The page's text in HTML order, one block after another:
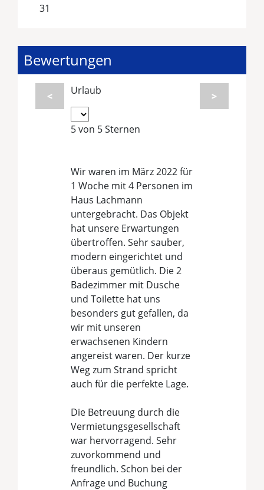
31
Bewertungen
< Urlaub
5 von 5 Sternen
Wir waren im März 2022 für
1 Woche mit 4 Personen im
Haus Lachmann
untergebracht. Das Objekt
hat unsere Erwartungen
übertroffen. Sehr sauber,
modern eingerichtet und
überaus gemütlich. Die 2
Badezimmer mit Dusche
und Toilette hat uns
besonders gut gefallen, da
wir mit unseren
erwachsenen Kindern
angereist waren. Der kurze
Weg zum Strand spricht
auch für die perfekte Lage.
Die Betreuung durch die
Vermietungsgesellschaft
war hervorragend. Sehr
zuvorkommend und
freundlich. Schon bei der
Anfrage und Buchung
>